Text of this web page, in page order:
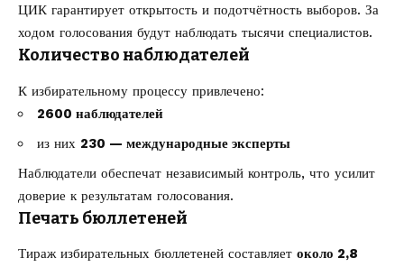
ЦИК гарантирует открытость и подотчётность выборов. За
ходом голосования будут наблюдать тысячи специалистов.
Количество наблюдателей
К избирательному процессу привлечено:
2600 наблюдателей
из них 230 — международные эксперты
Наблюдатели обеспечат независимый контроль, что усилит
доверие к результатам голосования.
Печать бюллетеней
Тираж избирательных бюллетеней составляет около 2,8